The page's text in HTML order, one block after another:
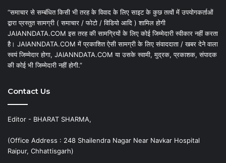
“समाचार से सम्बंधित किसी भी तरह के विवाद के लिए साइट के कुछ तत्वों में उपयोगकर्ताओं
द्वारा प्रस्तुत सामग्री ( समाचार / फोटो / विडियो आदि ) शामिल होगी
JAIANNDATA.COM इस तरह की सामग्रियों के लिए कोई जिम्मेदारी स्वीकार नहीं करता
है। JAIANNDATA.COM में प्रकाशित ऐसी सामग्री के लिए संवाददाता / खबर देने वाला
स्वयं जिम्मेदार होगा, JAIANNDATA.COM या उसके स्वामी, मुद्रक, प्रकाशक, संपादक
की कोई भी जिम्मेदारी नहीं होगी.”
Contact Us
Editor - BHARAT SHARMA,
(Office Address : 248 Shailendra Nagar Near Navkar Hospital
Raipur, Chhattisgarh)